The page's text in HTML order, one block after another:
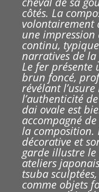
côtés. La
volontairement
une
continu,
narratives de la
Le fer présente
brun foncé,
révélant
l’authenticité
dai ovale est
accompagné
la composition.
décorative et
garde illustre
ateliers
tsuba
comme objets